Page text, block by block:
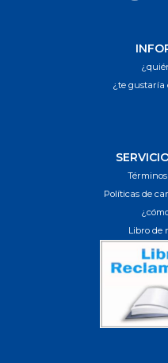
¿te gustaría
Políticas de
Libro de